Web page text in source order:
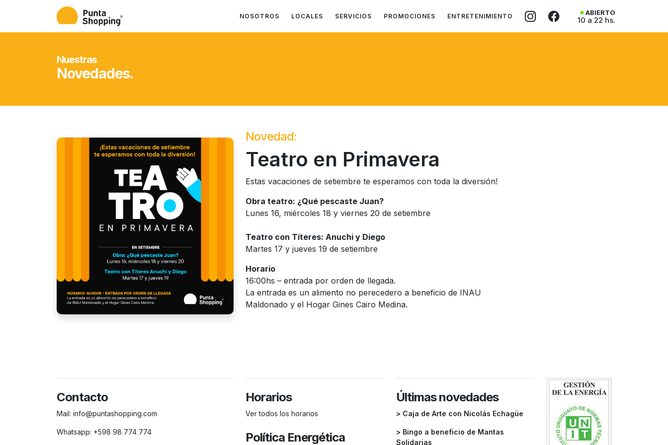
NOSOTROS LOCALES SERVICIOS PROMOCIONES ENTRETENIMIENTO ABIERTO
10 a 22 hs.
Nuestras
Novedades.
Novedad:
Teatro en Primavera
Estas vacaciones de setiembre te esperamos con toda la diversión!
Obra teatro: ¿Qué pescaste Juan?
Lunes 16, miércoles 18 y viernes 20 de setiembre
Teatro con Títeres: Anuchi y Diego
Martes 17 y jueves 19 de setiembre
Horario
16:00hs – entrada por orden de llegada.
La entrada es un alimento no perecedero a beneficio de INAU
Maldonado y el Hogar Gines Cairo Medina.
Contacto
Mail: info@puntashopping.com
Whatsapp: +598 98 774 774
Horarios
Ver todos los horarios
Política Energética
Últimas novedades
> Caja de Arte con Nicolás Echagüe
> Bingo a beneficio de Mantas
Solidarias